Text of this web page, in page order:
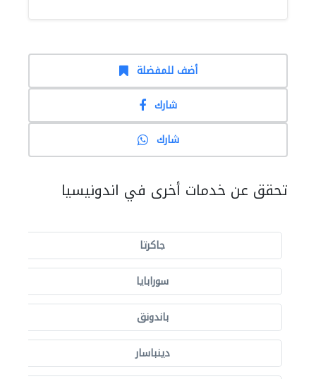
أضف للمفضلة
شارك
شارك
تحقق عن خدمات أخرى في اندونيسيا
جاكرتا
سورابايا
باندونق
دينباسار